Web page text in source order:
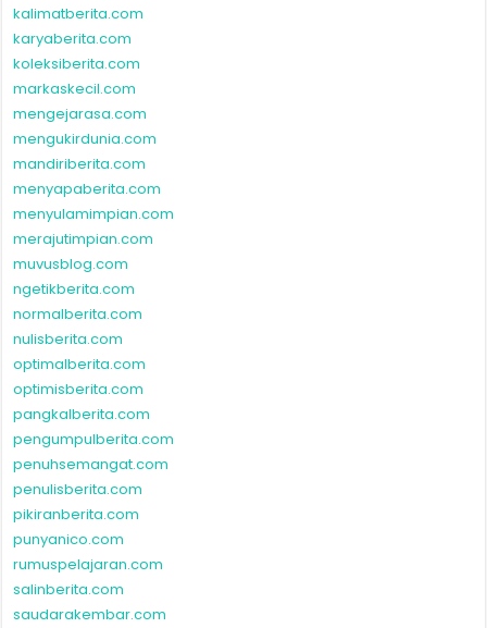
kalimatberita.com
karyaberita.com
koleksiberita.com
markaskecil.com
mengejarasa.com
mengukirdunia.com
mandiriberita.com
menyapaberita.com
menyulamimpian.com
merajutimpian.com
muvusblog.com
ngetikberita.com
normalberita.com
nulisberita.com
optimalberita.com
optimisberita.com
pangkalberita.com
pengumpulberita.com
penuhsemangat.com
penulisberita.com
pikiranberita.com
punyanico.com
rumuspelajaran.com
salinberita.com
saudarakembar.com